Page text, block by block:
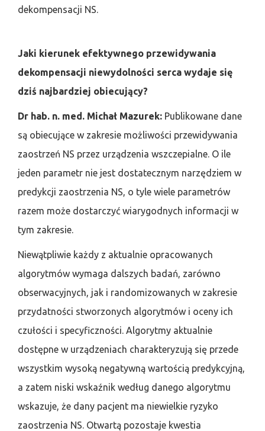
dekompensacji NS.
Jaki kierunek efektywnego przewidywania
dekompensacji niewydolności serca wydaje się
dziś najbardziej obiecujący?
Dr hab. n. med. Michał Mazurek: Publikowane dane
są obiecujące w zakresie możliwości przewidywania
zaostrzeń NS przez urządzenia wszczepialne. O ile
jeden parametr nie jest dostatecznym narzędziem w
predykcji zaostrzenia NS, o tyle wiele parametrów
razem może dostarczyć wiarygodnych informacji w
tym zakresie.
Niewątpliwie każdy z aktualnie opracowanych
algorytmów wymaga dalszych badań, zarówno
obserwacyjnych, jak i randomizowanych w zakresie
przydatności stworzonych algorytmów i oceny ich
czułości i specyficzności. Algorytmy aktualnie
dostępne w urządzeniach charakteryzują się przede
wszystkim wysoką negatywną wartością predykcyjną,
a zatem niski wskaźnik według danego algorytmu
wskazuje, że dany pacjent ma niewielkie ryzyko
zaostrzenia NS. Otwartą pozostaje kwestia